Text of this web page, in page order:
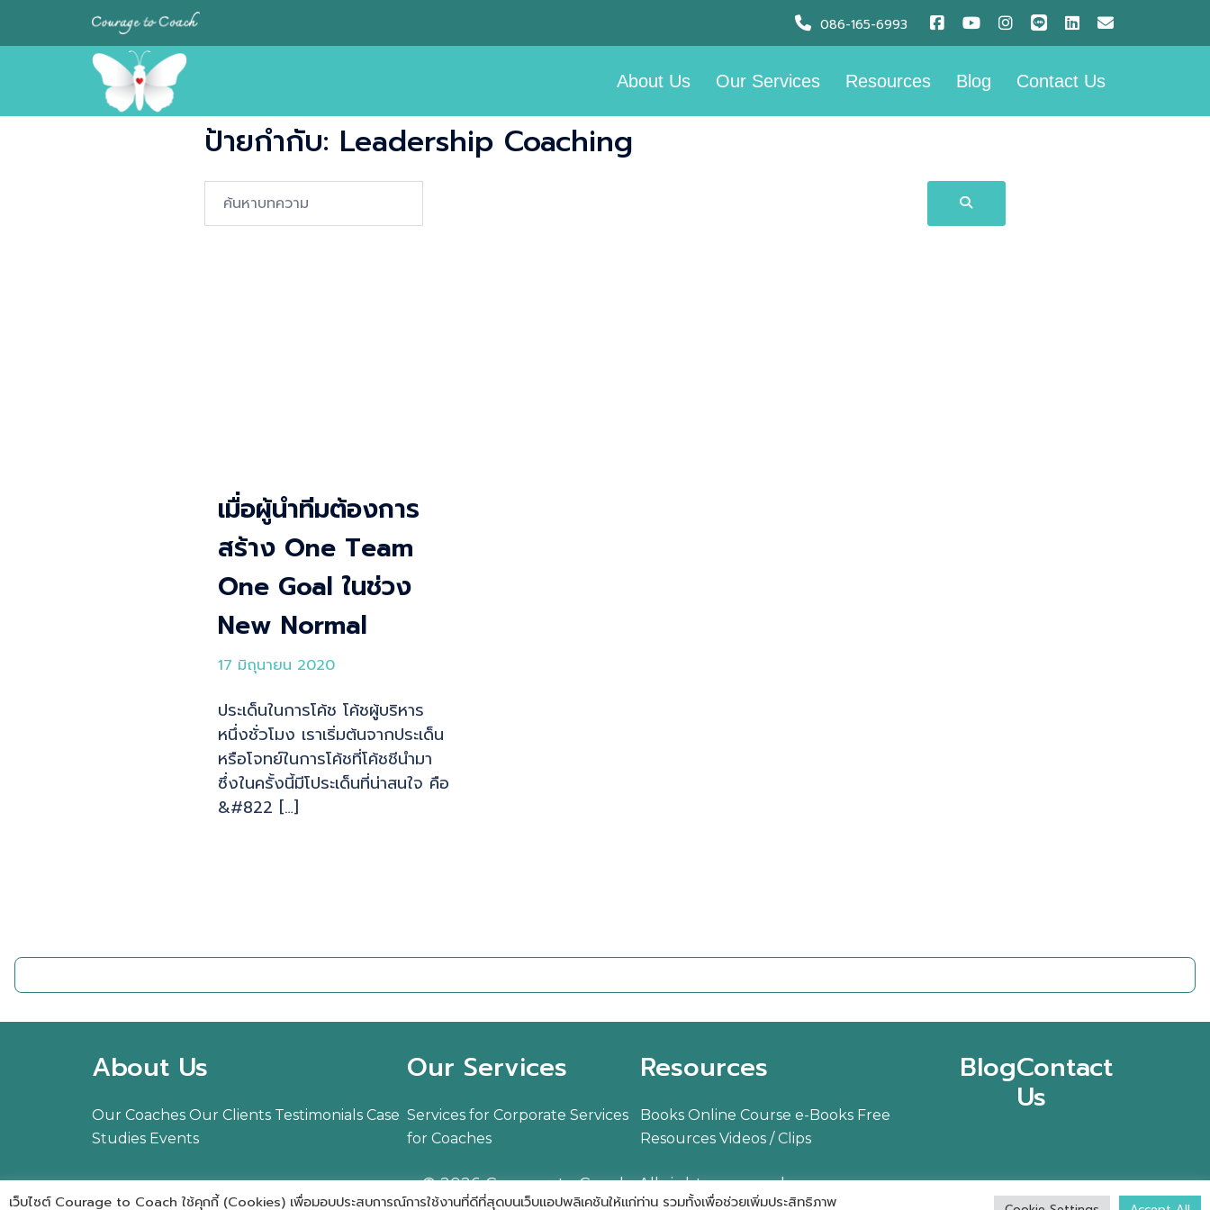
086-165-6993
About Us Our Services Resources Blog Contact Us
ป้ายกำกับ: Leadership Coaching
Search…
เมื่อผู้นำทีมต้องการ
สร้าง One Team
One Goal ในช่วง
New Normal
17 มิถุนายน 2020
ประเด็นในการโค้ช โค้ชผู้บริหาร
หนึ่งชั่วโมง เราเริ่มต้นจากประเด็น
หรือโจทย์ในการโค้ชที่โค้ชชีนำมา
ซึ่งในครั้งนี้มีโประเด็นที่น่าสนใจ คือ
&#822 […]
About Us
Our Coaches Our Clients Testimonials Case
Studies Events
Our Services
Services for Corporate Services
for Coaches
Resources
Books Online Course e-Books Free
Resources Videos / Clips
BlogContact
Us
© 2026 Courage to Coach, All rights reserved.
เว็บไซต์ Courage to Coach ใช้คุกกี้ (Cookies) เพื่อมอบประสบการณ์การใช้งานที่ดีที่สุดบนเว็บแอปพลิเคชันให้แก่ท่าน รวมทั้งเพื่อช่วยเพิ่มประสิทธิภาพ